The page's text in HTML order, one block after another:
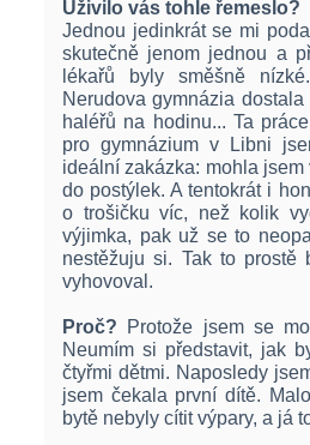
Uživilo vás tohle řemeslo?
Jednou jedinkrát se mi
skutečně jenom jednou a
lékařů byly směšně
Nerudova gymnázia
haléřů na hodinu... Ta
pro gymnázium v Libni
ideální zakázka: mohla
do postýlek. A tentokrát i
o trošičku víc, než kolik
výjimka, pak už se to
nestěžuju si. Tak to
vyhovoval.
Proč? Protože jsem se
Neumím si představit, jak
čtyřmi dětmi. Naposledy
jsem čekala první dítě.
bytě nebyly cítit výpary, a já